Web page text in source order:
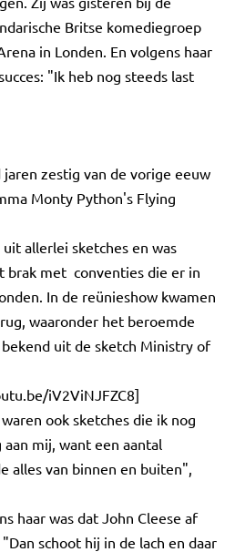
Britse komediegroep
in Londen. En volgens haar
"Ik heb nog steeds last
zestig van de vorige eeuw
Monty Python's Flying
allerlei sketches en was
brak met conventies die er in
In de reünieshow kwamen
waaronder het beroemde
uit de sketch Ministry of
iV2ViNJFZC8]
ook sketches die ik nog
mij, want een aantal
alles van binnen en buiten",
haar was dat John Cleese af
schoot hij in de lach en daar